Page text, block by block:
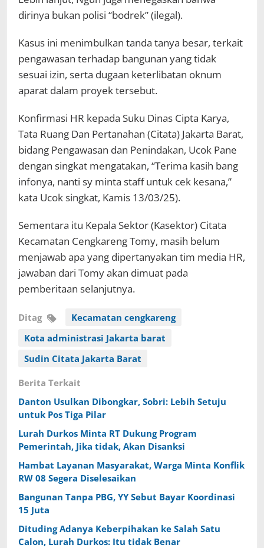
dirinya bukan polisi “bodrek” (ilegal).
Kasus ini menimbulkan tanda tanya besar, terkait
pengawasan terhadap bangunan yang tidak
sesuai izin, serta dugaan keterlibatan oknum
aparat dalam proyek tersebut.
Konfirmasi HR kepada Suku Dinas Cipta Karya,
Tata Ruang Dan Pertanahan (Citata) Jakarta Barat,
bidang Pengawasan dan Penindakan, Ucok Pane
dengan singkat mengatakan, “Terima kasih bang
infonya, nanti sy minta staff untuk cek kesana,”
kata Ucok singkat, Kamis 13/03/25).
Sementara itu Kepala Sektor (Kasektor) Citata
Kecamatan Cengkareng Tomy, masih belum
menjawab apa yang dipertanyakan tim media HR,
jawaban dari Tomy akan dimuat pada
pemberitaan selanjutnya.
Ditag
Kecamatan cengkareng
Kota administrasi Jakarta barat
Sudin Citata Jakarta Barat
Berita Terkait
Danton Usulkan Dibongkar, Sobri: Lebih Setuju
untuk Pos Tiga Pilar
Lurah Durkos Minta RT Dukung Program
Pemerintah, Jika tidak, Akan Disanksi
Hambat Layanan Masyarakat, Warga Minta Konflik
RW 08 Segera Diselesaikan
Bangunan Tanpa PBG, YY Sebut Bayar Koordinasi
15 Juta
Dituding Adanya Keberpihakan ke Salah Satu
Calon, Lurah Durkos: Itu tidak Benar